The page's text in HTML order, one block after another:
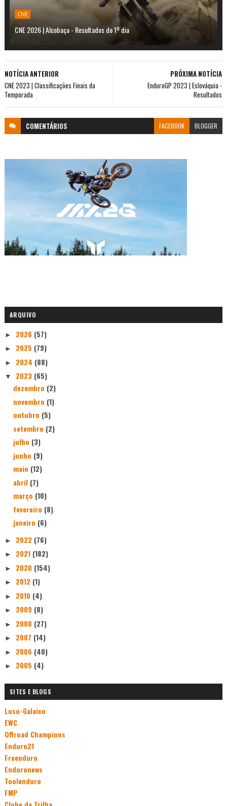
CNE
CNE 2026 | Alcobaça - Resultados do 1º dia
PRÓXIMA NOTÍCIA
EnduroGP 2023 | Eslováquia -
Resultados
NOTÍCIA ANTERIOR
CNE 2023 | Classificações Finais da
Temporada
COMENTÁRIOS FACEBOOK BLOGGER
ARQUIVO
► 2026 (57)
► 2025 (79)
► 2024 (88)
▼ 2023 (65)
dezembro (2)
novembro (1)
outubro (5)
setembro (2)
julho (3)
junho (9)
maio (12)
abril (7)
março (10)
fevereiro (8)
janeiro (6)
► 2022 (76)
► 2021 (182)
► 2020 (154)
► 2012 (1)
► 2010 (4)
► 2009 (8)
► 2008 (27)
► 2007 (14)
► 2006 (40)
► 2005 (4)
SITES E BLOGS
Luso-Galaico
EWC
Offroad Champions
Enduro21
Freenduro
Enduronews
Toolenduro
FMP